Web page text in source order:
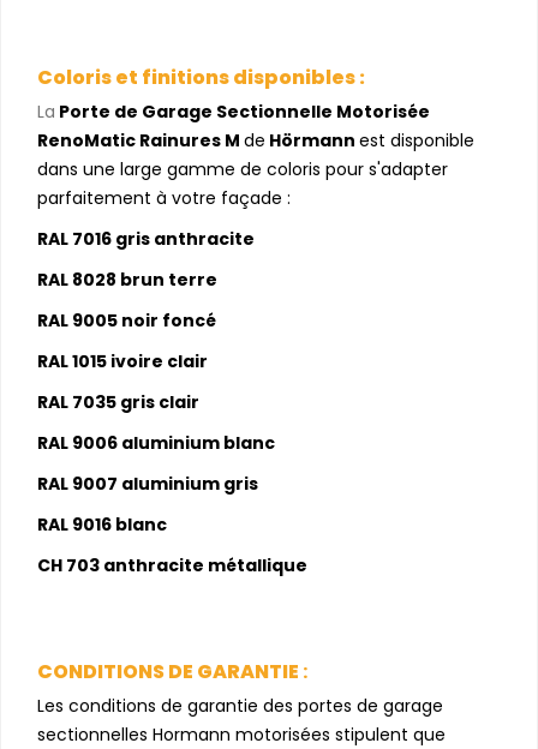
Coloris et finitions disponibles :
La Porte de Garage Sectionnelle Motorisée
RenoMatic Rainures M de Hörmann est disponible
dans une large gamme de coloris pour s'adapter
parfaitement à votre façade :
RAL 7016 gris anthracite
RAL 8028 brun terre
RAL 9005 noir foncé
RAL 1015 ivoire clair
RAL 7035 gris clair
RAL 9006 aluminium blanc
RAL 9007 aluminium gris
RAL 9016 blanc
CH 703 anthracite métallique
CONDITIONS DE GARANTIE :
Les conditions de garantie des portes de garage
sectionnelles Hormann motorisées stipulent que